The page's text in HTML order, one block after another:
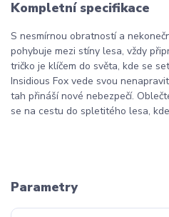
Kompletní specifikace
S nesmírnou obratností a
pohybuje mezi stíny lesa, vždy
tričko je klíčem do světa, kde se
Insidious Fox vede svou
tah přináší nové nebezpečí.
se na cestu do spletitého lesa,
Parametry